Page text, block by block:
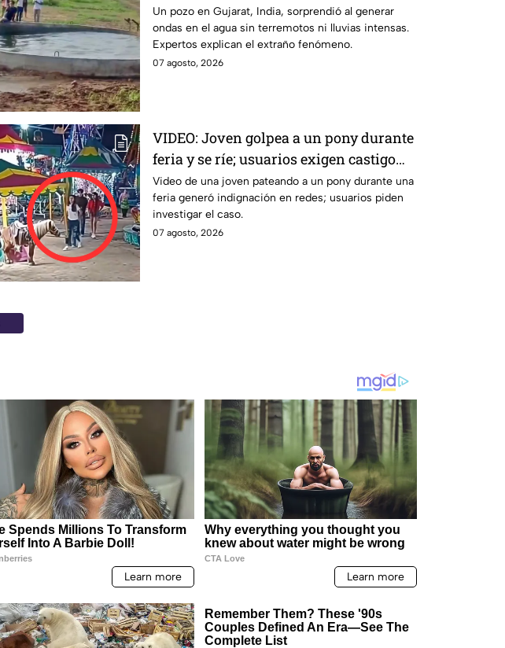
moverse sin explicación aparente |
VIDEO
Un pozo en Gujarat, India, sorprendió al generar
ondas en el agua sin terremotos ni lluvias intensas.
Expertos explican el extraño fenómeno.
07 agosto, 2026
VIDEO: Joven golpea a un pony durante
feria y se ríe; usuarios exigen castigo
por maltrato animal
Video de una joven pateando a un pony durante una
feria generó indignación en redes; usuarios piden
investigar el caso.
07 agosto, 2026